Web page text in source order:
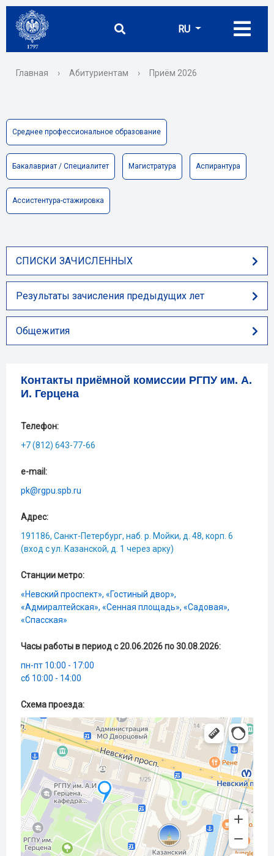
RU
Главная › Абитуриентам › Приём 2026
Среднее профессиональное образование
Бакалавриат / Специалитет Магистратура Аспирантура
Ассистентура-стажировка
СПИСКИ ЗАЧИСЛЕННЫХ
Результаты зачисления предыдущих лет
Общежития
Контакты приёмной комиссии РГПУ им. А.
И. Герцена
Телефон:
+7 (812) 643-77-66
e-mail:
pk@rgpu.spb.ru
Адрес:
191186, Санкт-Петербург, наб. р. Мойки, д. 48, корп. 6
(вход с ул. Казанской, д. 1 через арку)
Станции метро:
«Невский проспект», «Гостиный двор»,
«Адмиралтейская», «Сенная площадь», «Садовая»,
«Спасская»
Часы работы в период с 20.06.2026 по 30.08.2026:
пн-пт 10:00 - 17:00
сб 10:00 - 14:00
Схема проезда: